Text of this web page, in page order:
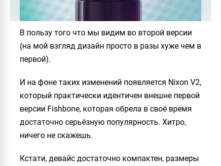
В пользу того что мы видим во второй версии
(на мой взгляд дизайн просто в разы хуже чем в
первой).
И на фоне таких изменений появляется Nixon V2,
который практически идентичен внешне первой
версии Fishbone, которая обрела в своё время
достаточно серьёзную популярность. Хитро,
ничего не скажешь.
Кстати, девайс достаточно компактен, размеры